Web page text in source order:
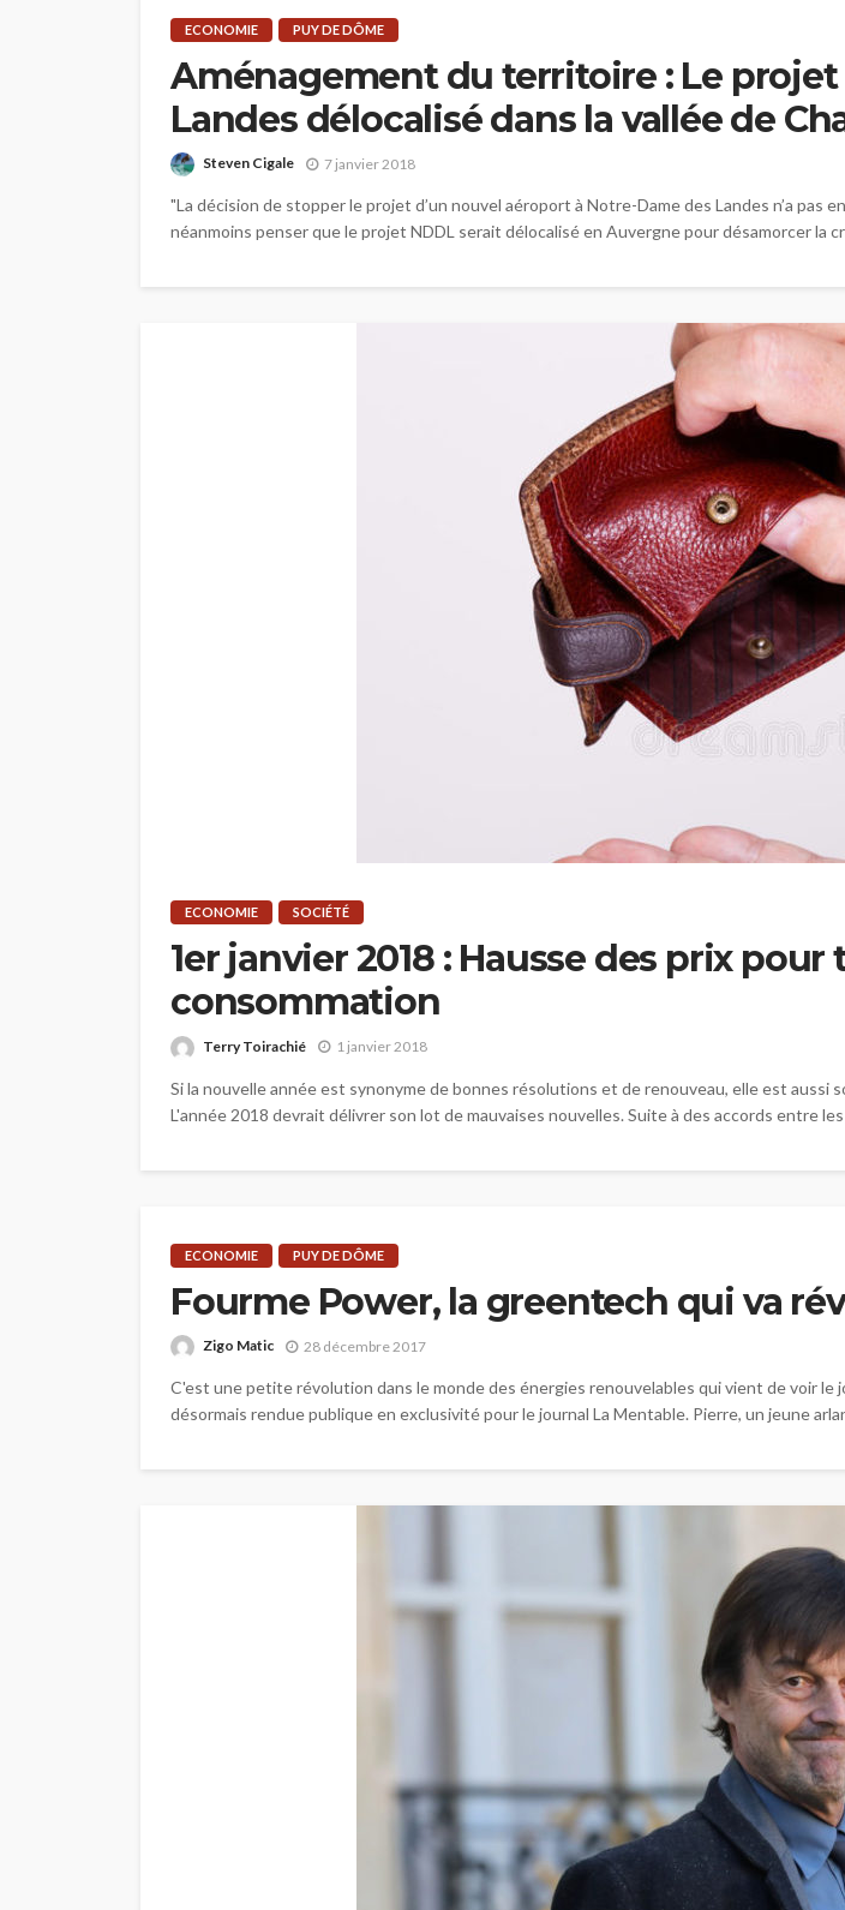
ECONOMIE PUY DE DÔME
Aménagement du territoire : Le projet
Landes délocalisé dans la vallée de
Steven Cigale 7 janvier 2018
"La décision de stopper le projet d’un nouvel aéroport à Notre-Dame des Landes n’a
néanmoins penser que le projet NDDL serait délocalisé en Auvergne pour désamorcer la
ECONOMIE SOCIÉTÉ
1er janvier 2018 : Hausse des prix
consommation
Terry Toirachié 1 janvier 2018
Si la nouvelle année est synonyme de bonnes résolutions et de renouveau, elle est
L'année 2018 devrait délivrer son lot de mauvaises nouvelles. Suite à des accords entre
ECONOMIE PUY DE DÔME
Fourme Power, la greentech qui va
Zigo Matic 28 décembre 2017
C'est une petite révolution dans le monde des énergies renouvelables qui vient de voir
désormais rendue publique en exclusivité pour le journal La Mentable. Pierre, un jeune